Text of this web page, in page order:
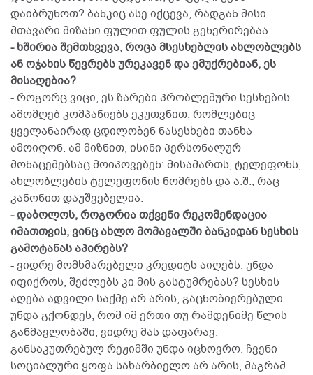
დაიბრუნოთ? ბანკიც ასე იქცევა, რადგან მისი
მთავარი მიზანი ფულით ფულის გენერირებაა.
- ხშირია შემთხვევა, როცა მსესხებლის ახლობლებს
ან ოჯახის წევრებს ურეკავენ და ემუქრებიან, ეს
მისაღებია?
- როგორც ვიცი, ეს ზარები პრობლემური სესხების
ამომღებ კომპანიებს ეკუთვნით, რომლებიც
ყველანაირად ცდილობენ ნასესხები თანხა
ამოიღონ. ამ მიზნით, ისინი პერსონალურ
მონაცემებსაც მოიპოვებენ: მისამართს, ტელეფონს,
ახლობლების ტელეფონის ნომრებს და ა.შ., რაც
კანონით დაუშვებელია.
- დაბოლოს, როგორია თქვენი რეკომენდაცია
იმათთვის, ვინც ახლო მომავალში ბანკიდან სესხის
გამოტანას აპირებს?
- ვიდრე მომხმარებელი კრედიტს აიღებს, უნდა
იფიქროს, შეძლებს კი მის გასტუმრებას? სესხის
აღება ადვილი საქმე არ არის, გაცნობიერებული
უნდა გქონდეს, რომ იმ ერთი თუ რამდენიმე წლის
განმავლობაში, ვიდრე მას დაფარავ,
განსაკუთრებულ რეჟიმში უნდა იცხოვრო. ჩვენი
სოციალური ყოფა სახარბიელო არ არის, მაგრამ